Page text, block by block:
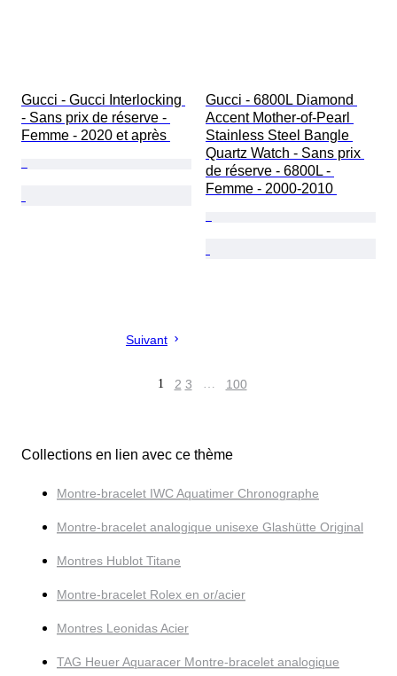
Gucci - Gucci Interlocking
- Sans prix de réserve -
Femme - 2020 et après
Gucci - 6800L Diamond
Accent Mother-of-Pearl
Stainless Steel Bangle
Quartz Watch - Sans prix
de réserve - 6800L -
Femme - 2000-2010
Suivant
1 2 3 … 100
Collections en lien avec ce thème
Montre-bracelet IWC Aquatimer Chronographe
Montre-bracelet analogique unisexe Glashütte Original
Montres Hublot Titane
Montre-bracelet Rolex en or/acier
Montres Leonidas Acier
TAG Heuer Aquaracer Montre-bracelet analogique